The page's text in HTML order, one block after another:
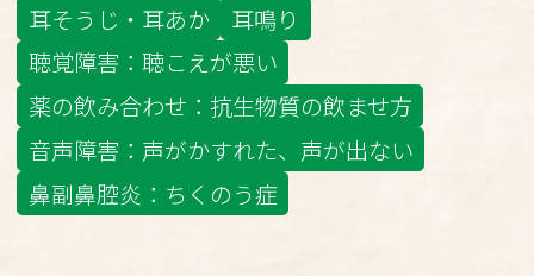
耳そうじ・耳あか
耳鳴り
聴覚障害：聴こえが悪い
薬の飲み合わせ：抗生物質の飲ませ方
音声障害：声がかすれた、声が出ない
鼻副鼻腔炎：ちくのう症